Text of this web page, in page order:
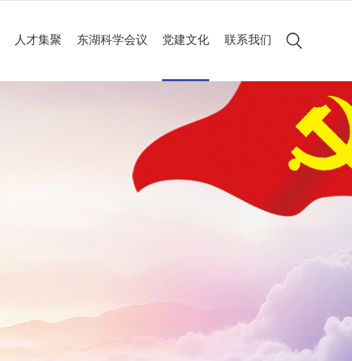
人才集聚 东湖科学会议
高清图集
党建文化
专题专栏
联系我们